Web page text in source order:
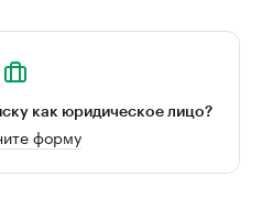
как юридическое лицо?
форму